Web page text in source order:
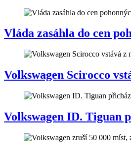
Vláda zasáhla do cen
Volkswagen Scirocco
Volkswagen ID. Tiguan